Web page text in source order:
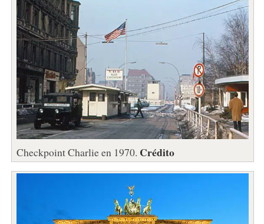
Checkpoint Charlie en 1970. Crédito